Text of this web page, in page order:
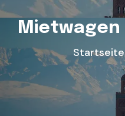
M ietwagen
Startseite